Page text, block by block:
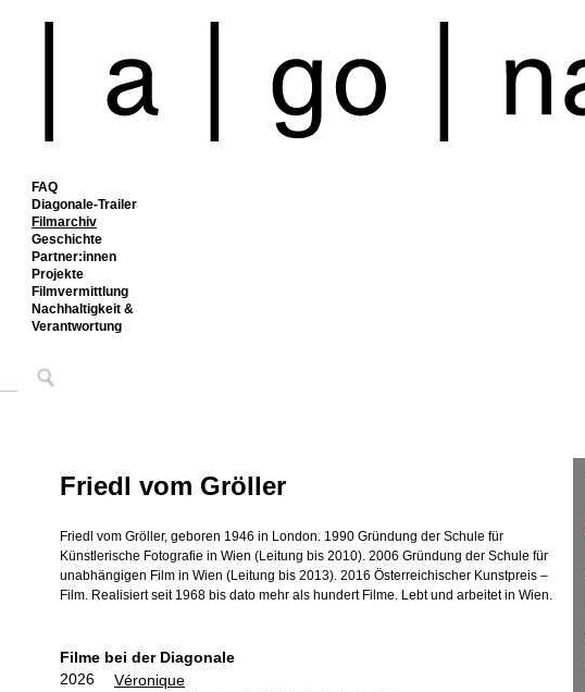
FAQ
Diagonale-Trailer
Filmarchiv
Geschichte
Partner:innen
Projekte
Filmvermittlung
Nachhaltigkeit &
Verantwortung
Friedl vom Gröller
Friedl vom Gröller, geboren 1946 in London. 1990 Gründung der Schule für
Künstlerische Fotografie in Wien (Leitung bis 2010). 2006 Gründung der Schule für
unabhängigen Film in Wien (Leitung bis 2013). 2016 Österreichischer Kunstpreis –
Film. Realisiert seit 1968 bis dato mehr als hundert Filme. Lebt und arbeitet in Wien.
Filme bei der Diagonale
2026
Véronique